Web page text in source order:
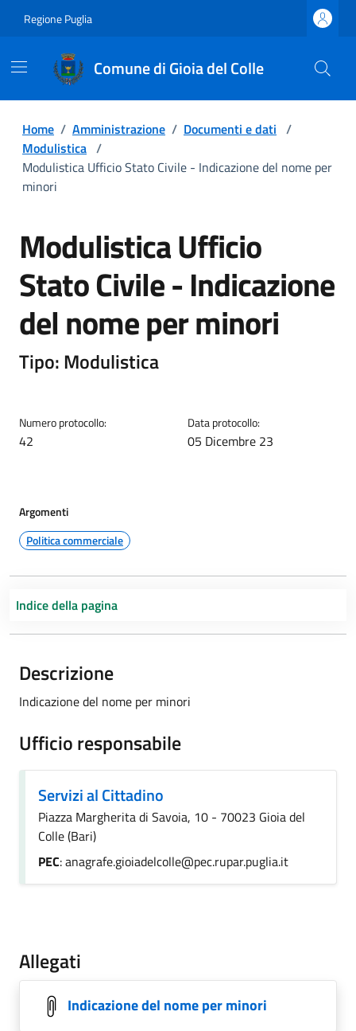
Regione Puglia
Comune di Gioia del Colle
Home / Amministrazione / Documenti e dati /
Modulistica /
Modulistica Ufficio Stato Civile - Indicazione del nome per
minori
Modulistica Ufficio
Stato Civile - Indicazione
del nome per minori
Tipo: Modulistica
Numero protocollo:
42
Data protocollo:
05 Dicembre 23
Argomenti
Politica commerciale
Indice della pagina
Descrizione
Indicazione del nome per minori
Ufficio responsabile
Servizi al Cittadino
Piazza Margherita di Savoia, 10 - 70023 Gioia del
Colle (Bari)
PEC: anagrafe.gioiadelcolle@pec.rupar.puglia.it
Allegati
Indicazione del nome per minori